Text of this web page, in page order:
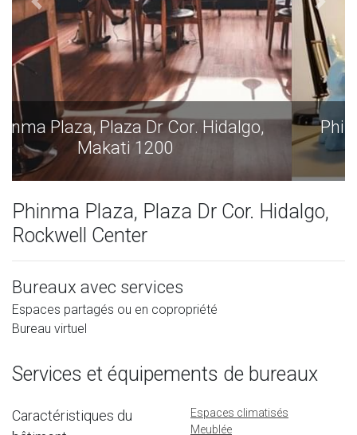
Phinma Plaza, Plaza Dr Cor. Hidalgo,
Makati 1200
Phinma Plaza, Plaza Dr Cor. Hidalgo,
Rockwell Center
Bureaux avec services
Espaces partagés ou en copropriété
Bureau virtuel
Services et équipements de bureaux
Caractéristiques du
Espaces climatisés
Meublée